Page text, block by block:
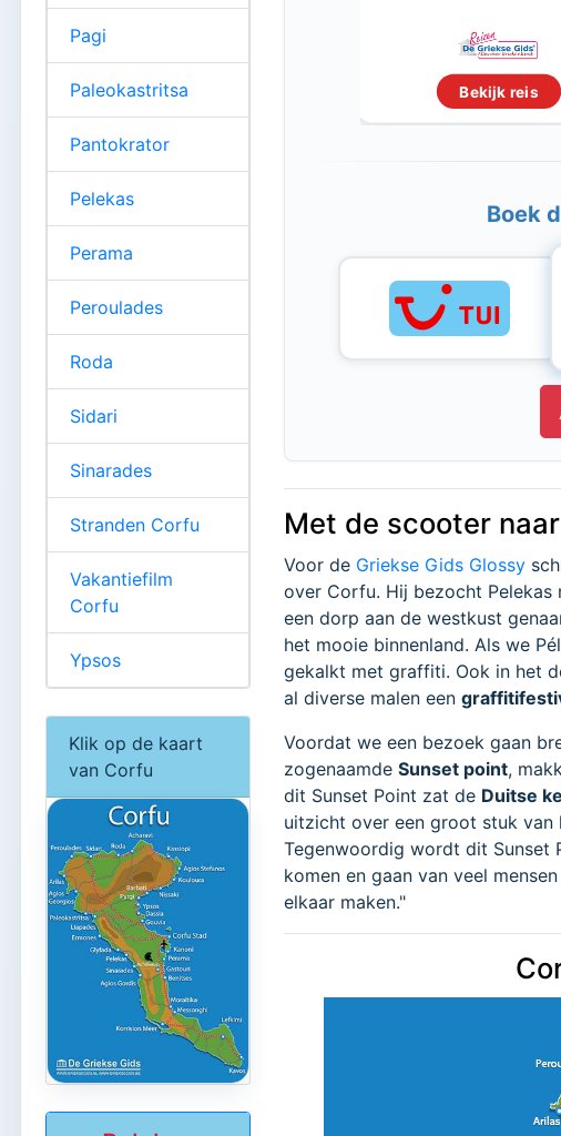
Bekijk reis
Boek
Met de scooter
Voor de Griekse Gids Glossy
over Corfu. Hij bezocht Pelekas
een dorp aan de westkust
het mooie binnenland. Als we
gekalkt met graffiti. Ook in het
al diverse malen een
Voordat we een bezoek gaan
zogenaamdeSunset point,
dit Sunset Point zat de Duitse
uitzicht over een groot stuk van
Tegenwoordig wordt dit Sunset
komen en gaan van veel
elkaar maken."
Pagi
Paleokastritsa
Pantokrator
Pelekas
Perama
Peroulades
Roda
Sidari
Sinarades
Stranden Corfu
Vakantiefilm
Corfu
Ypsos
Klik op de kaart
van Corfu